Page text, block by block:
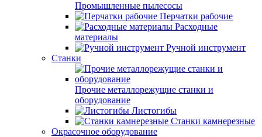
Промышленные пылесосы
Перчатки рабочие
Расходные
материалы
Ручной инструмент
Станки
Прочие металлорежущие станки и
оборудование
Листогибы
Станки камнерезные
Окрасочное оборудование